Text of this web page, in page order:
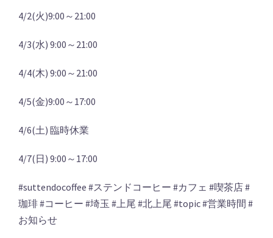
4/2(火)9:00～21:00
4/3(水) 9:00～21:00
4/4(木) 9:00～21:00
4/5(金)9:00～17:00
4/6(土) 臨時休業
4/7(日) 9:00～17:00
#suttendocoffee #ステンドコーヒー #カフェ #喫茶店 #
珈琲 #コーヒー #埼玉 #上尾 #北上尾 #topic #営業時間 #
お知らせ